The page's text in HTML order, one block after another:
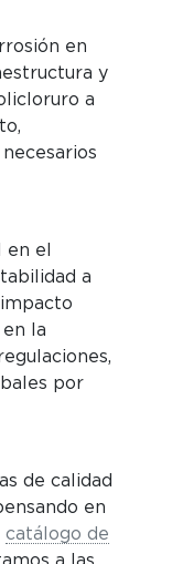
en
y
a
el
a
la
por
de calidad
en
catálogo de